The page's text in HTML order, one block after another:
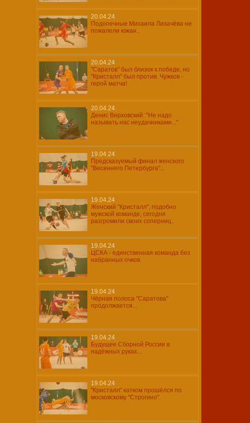
20.04.24
Подопечные Михаила Лихачёва не
пожалели южан..
20.04.24
"Саратов" был близок к победе, но
"Кристалл" был против. Чужков -
герой матча!
20.04.24
Денис Верховский: "Не надо
называть нас неудачниками..."
19.04.24
Предсказуемый финал женского
"Весеннего Петербурга"...
19.04.24
Женский "Кристалл", подобно
мужской команде, сегодня
разгромили своих соперниц..
19.04.24
ЦСКА - единственная команда без
набранных очков.
19.04.24
Чёрная полоса "Саратова"
продолжается...
19.04.24
Будущее Сборной России в
надёжных руках...
19.04.24
"Кристалл" катком прошёлся по
московскому "Строгино".